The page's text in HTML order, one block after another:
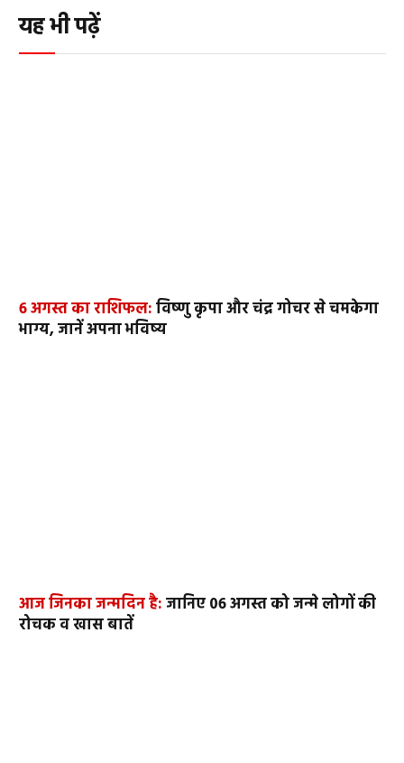
यह भी पढ़ें
6 अगस्त का राशिफल:विष्णु कृपा और चंद्र गोचर से चमकेगा
भाग्य, जानें अपना भविष्य
आज जिनका जन्मदिन है:जानिए 06 अगस्त को जन्मे लोगों की
रोचक व खास बातें